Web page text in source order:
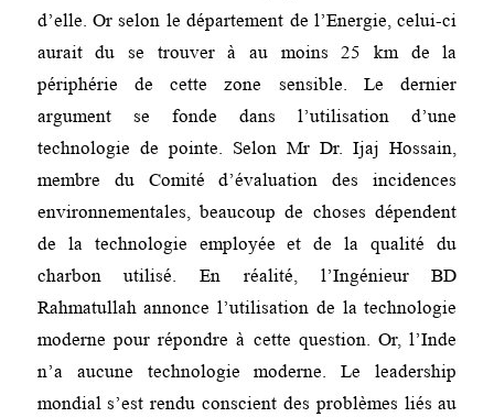
d’elle. Or selon le département de l’Energie, celui-ci
aurait du se trouver à au moins 25 km de la
périphérie de cette zone sensible. Le dernier
argument se fonde dans l’utilisation d’une
technologie de pointe. Selon Mr Dr. Ijaj Hossain,
membre du Comité d’évaluation des incidences
environnementales, beaucoup de choses dépendent
de la technologie employée et de la qualité du
charbon utilisé. En réalité, l’Ingénieur BD
Rahmatullah annonce l’utilisation de la technologie
moderne pour répondre à cette question. Or, l’Inde
n’a aucune technologie moderne. Le leadership
mondial s’est rendu conscient des problèmes liés au